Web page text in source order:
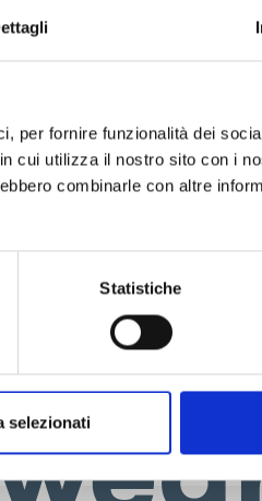
per fornire funzionalità dei
cui utilizza il nostro sito con i
combinarle con altre
Statistiche
selezionati